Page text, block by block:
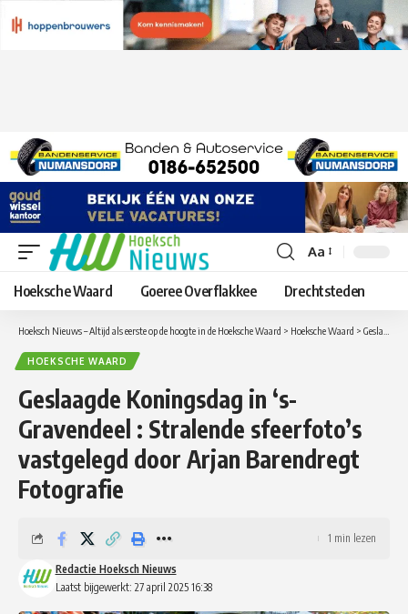
Lettergrootte
aanpassen
Aa
Hoeksche Waard Goeree Overflakkee Drechtsteden
Hoeksch Nieuws – Altijd als eerste op de hoogte in de Hoeksche Waard > Hoeksche Waard > Geslaagde Koningsdag in ‘s-Gravendeel : Stralende sfeerfoto’s vastgelegd door Arjan Barendregt Fotografie
HOEKSCHE WAARD
Geslaagde Koningsdag in ‘s-
Gravendeel : Stralende sfeerfoto’s
vastgelegd door Arjan Barendregt
Fotografie
Laatst bijgewerkt: 27 april 2025 16:38
Redactie Hoeksch Nieuws
1 min lezen